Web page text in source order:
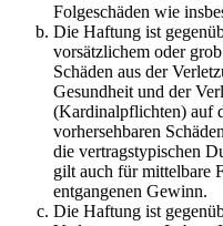
Folgeschäden wie
Die Haftung ist
vorsätzlichem oder
Schäden aus der
Gesundheit und der
(Kardinalpflichten) auf
vorhersehbaren
die vertragstypischen
gilt auch für mittelbare
entgangenen Gewinn.
Die Haftung ist